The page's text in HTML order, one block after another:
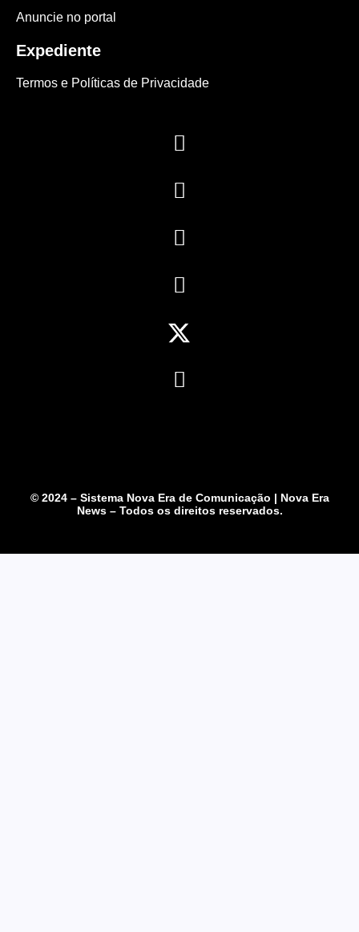
Anuncie no portal
Expediente
Termos e Políticas de Privacidade
© 2024 – Sistema Nova Era de Comunicação | Nova Era
News – Todos os direitos reservados.